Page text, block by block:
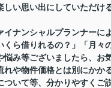
い思い出にしていただけ
イナンシャルプランナーに
くら借りれるの？」「月々
悩み等ございましたら、お
れや物件価格とは別にかか
ついて等、分かりやすくご